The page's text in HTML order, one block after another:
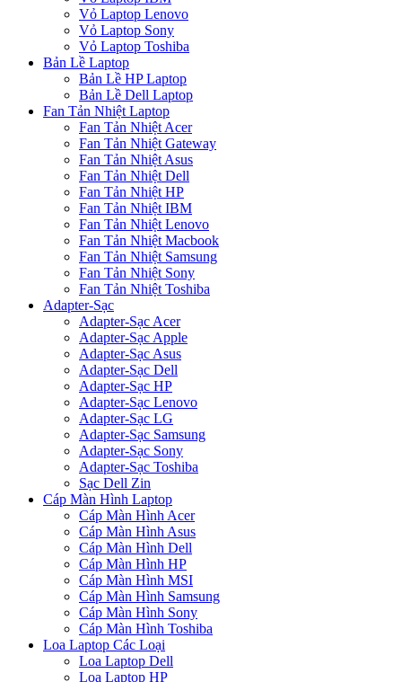
Vỏ Laptop Lenovo
Vỏ Laptop Sony
Vỏ Laptop Toshiba
Bản Lề Laptop
Bản Lề HP Laptop
Bản Lề Dell Laptop
Fan Tản Nhiệt Laptop
Fan Tản Nhiệt Acer
Fan Tản Nhiệt Gateway
Fan Tản Nhiệt Asus
Fan Tản Nhiệt Dell
Fan Tản Nhiệt HP
Fan Tản Nhiệt IBM
Fan Tản Nhiệt Lenovo
Fan Tản Nhiệt Macbook
Fan Tản Nhiệt Samsung
Fan Tản Nhiệt Sony
Fan Tản Nhiệt Toshiba
Adapter-Sạc
Adapter-Sạc Acer
Adapter-Sạc Apple
Adapter-Sạc Asus
Adapter-Sạc Dell
Adapter-Sạc HP
Adapter-Sạc Lenovo
Adapter-Sạc LG
Adapter-Sạc Samsung
Adapter-Sạc Sony
Adapter-Sạc Toshiba
Sạc Dell Zin
Cáp Màn Hình Laptop
Cáp Màn Hình Acer
Cáp Màn Hình Asus
Cáp Màn Hình Dell
Cáp Màn Hình HP
Cáp Màn Hình MSI
Cáp Màn Hình Samsung
Cáp Màn Hình Sony
Cáp Màn Hình Toshiba
Loa Laptop Các Loại
Loa Laptop Dell
Loa Laptop HP